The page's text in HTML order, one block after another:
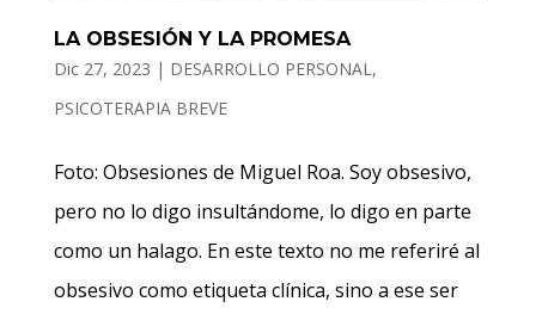
LA OBSESIÓN Y LA PROMESA
Dic 27, 2023 | DESARROLLO PERSONAL ,
PSICOTERAPIA BREVE
Foto: Obsesiones de Miguel Roa. Soy obsesivo,
pero no lo digo insultándome, lo digo en parte
como un halago. En este texto no me referiré al
obsesivo como etiqueta clínica, sino a ese ser